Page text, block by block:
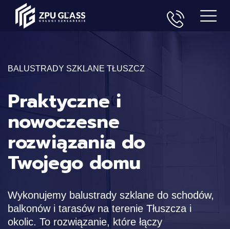
BALUSTRADY SZKLANE TŁUSZCZ
Praktyczne i
nowoczesne
rozwiązania do
Twojego domu
Wykonujemy balustrady szklane do schodów,
balkonów i tarasów na terenie Tłuszcza i
okolic. To rozwiązanie, które łączy